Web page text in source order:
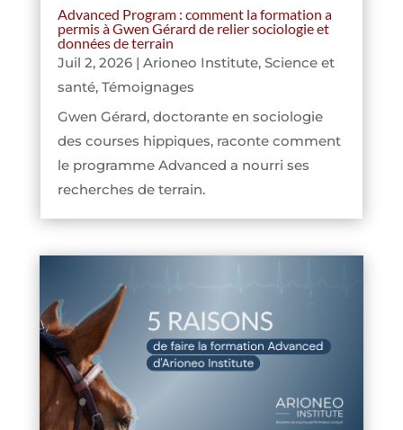
Advanced Program : comment la formation a
permis à Gwen Gérard de relier sociologie et
données de terrain
Juil 2, 2026| Arioneo Institute, Science et
santé, Témoignages
Gwen Gérard, doctorante en sociologie
des courses hippiques, raconte comment
le programme Advanced a nourri ses
recherches de terrain.